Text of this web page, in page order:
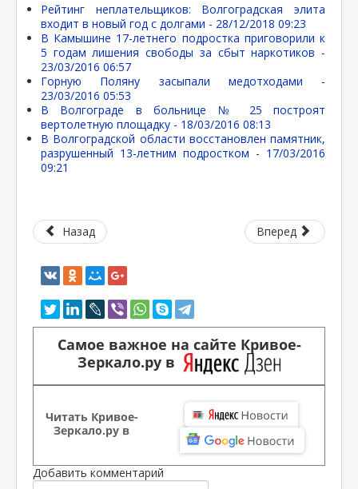
Рейтинг неплательщиков: Волгоградская элита
входит в новый год с долгами - 28/12/2018 09:23
В Камышине 17-летнего подростка приговорили к
5 годам лишения свободы за сбыт наркотиков -
23/03/2016 06:57
Горную Поляну засыпали медотходами -
23/03/2016 05:53
В Волгограде в больнице № 25 построят
вертолетную площадку - 18/03/2016 08:13
В Волгоградской области восстановлен памятник,
разрушенный 13-летним подростком - 17/03/2016
09:21
Назад Вперед
Самое важное на сайте Кривое-
Зеркало.ру в
Читать Кривое-
Зеркало.ру в
Добавить комментарий